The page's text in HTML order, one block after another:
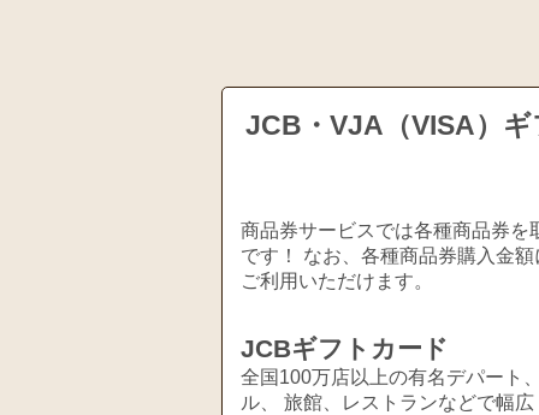
JCB・VJA（VISA）
商品券サービスでは各種商品券
です！ なお、各種商品券購入金
ご利用いただけます。
JCBギフトカード
全国100万店以上の有名デパート
ル、 旅館、レストランなどで幅